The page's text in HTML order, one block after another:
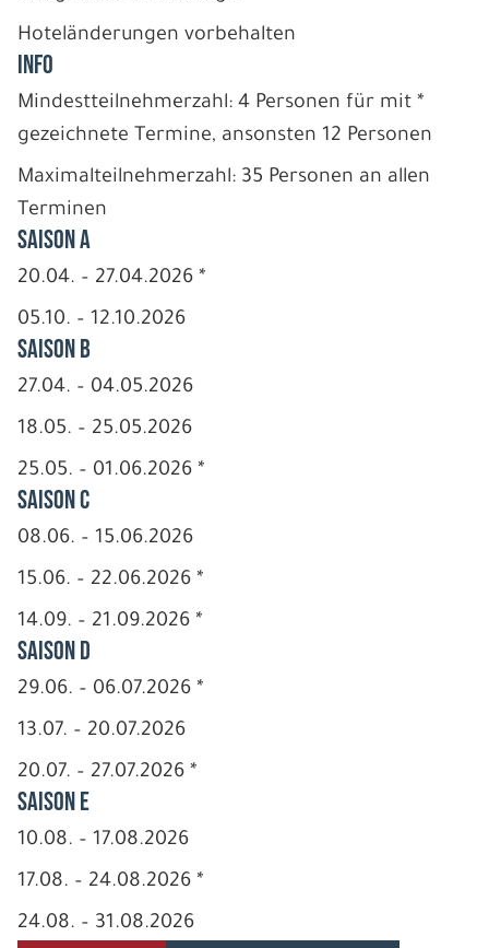
Hoteländerungen vorbehalten
INFO
Mindestteilnehmerzahl: 4 Personen für mit *
gezeichnete Termine, ansonsten 12 Personen
Maximalteilnehmerzahl: 35 Personen an allen
Terminen
Saison A
20.04. – 27.04.2026 *
05.10. – 12.10.2026
Saison B
27.04. – 04.05.2026
18.05. – 25.05.2026
25.05. – 01.06.2026 *
Saison C
08.06. – 15.06.2026
15.06. – 22.06.2026 *
14.09. – 21.09.2026 *
Saison D
29.06. – 06.07.2026 *
13.07. – 20.07.2026
20.07. – 27.07.2026 *
Saison E
10.08. – 17.08.2026
17.08. – 24.08.2026 *
24.08. – 31.08.2026